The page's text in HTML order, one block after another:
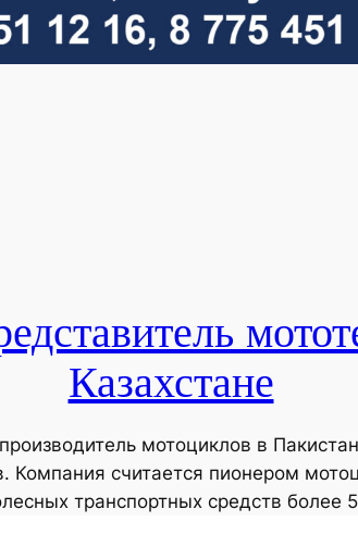
Казахстане
мотоциклов в
Компания считается пионером
транспортных средств более